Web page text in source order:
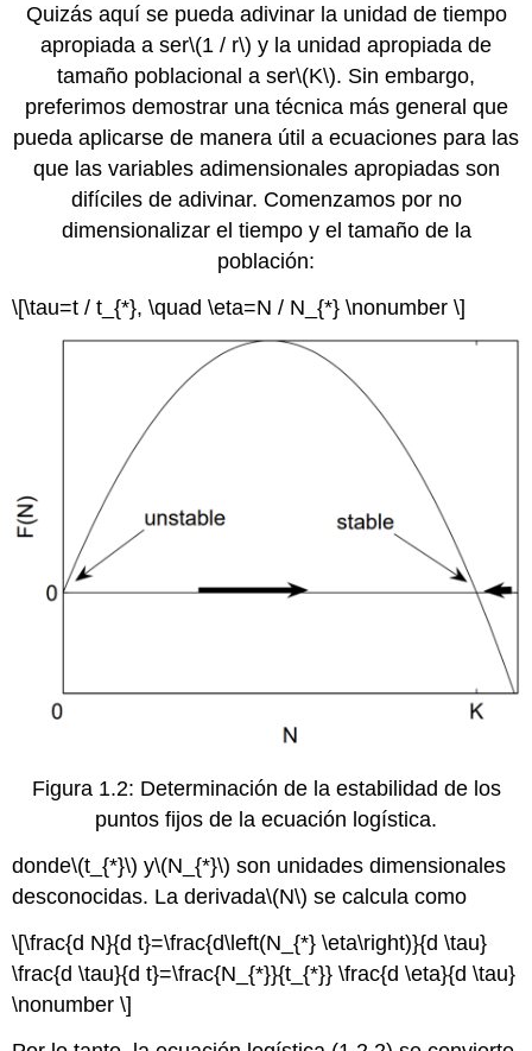
Quizás aquí se pueda adivinar la unidad de tiempo
apropiada a ser\(1 / r\) y la unidad apropiada de
tamaño poblacional a ser\(K\). Sin embargo,
preferimos demostrar una técnica más general que
pueda aplicarse de manera útil a ecuaciones para las
que las variables adimensionales apropiadas son
difíciles de adivinar. Comenzamos por no
dimensionalizar el tiempo y el tamaño de la
población:
\[\tau=t / t_{*}, \quad \eta=N / N_{*} \nonumber \]
Figura 1.2: Determinación de la estabilidad de los
puntos fijos de la ecuación logística.
donde\(t_{*}\) y\(N_{*}\) son unidades dimensionales
desconocidas. La derivada\(N\) se calcula como
\[\frac{d N}{d t}=\frac{d\left(N_{*} \eta\right)}{d \tau}
\frac{d \tau}{d t}=\frac{N_{*}}{t_{*}} \frac{d \eta}{d \tau}
\nonumber \]